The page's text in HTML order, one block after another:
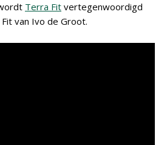
Terra Fit vertegenwoordigd
van Ivo de Groot.